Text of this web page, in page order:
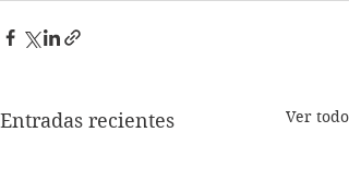
Entradas recientes Ver todo